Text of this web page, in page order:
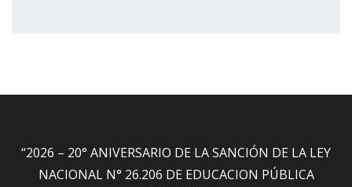
“2026 – 20° ANIVERSARIO DE LA SANCIÓN DE LA LEY
NACIONAL N° 26.206 DE EDUCACION PÚBLICA